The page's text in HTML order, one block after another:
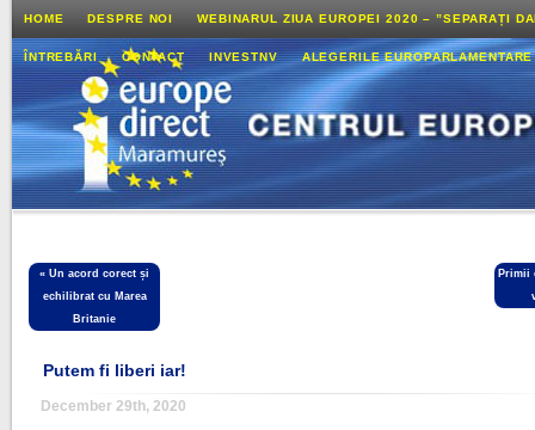
HOME DESPRE NOI WEBINARUL ZIUA EUROPEI 2020 – ”SEPARAȚI
ÎNTREBĂRI CONTACT INVESTNV ALEGERILE
«Un acord corect și
echilibrat cu Marea
Britanie
Primii
Putem fi liberi iar!
December 29th, 2020